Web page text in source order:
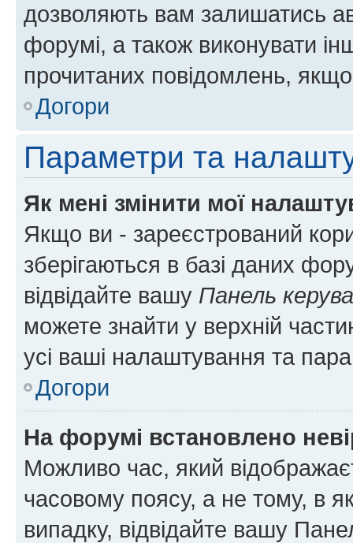
дозволяють вам залишатись
форумі, а також виконувати
прочитаних повідомлень,
Догори
Параметри та
Як мені змінити мої
Якщо ви - зареєстрований
зберігаються в базі даних
відвідайте вашу Панель
можете знайти у верхній
усі ваші налаштування та
Догори
На форумі встановлено
Можливо час, який
часовому поясу, а не тому, в
випадку, відвідайте вашу